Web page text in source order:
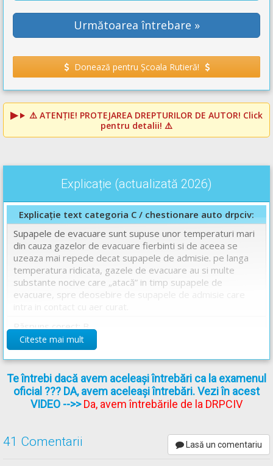
Următoarea întrebare »
Donează pentru Școala Rutieră!
⚠️ ATENȚIE! PROTEJAREA DREPTURILOR DE AUTOR! Click
pentru detalii! ⚠️
Explicație (actualizată 2026)
Explicație text categoria C / chestionare auto drpciv:
Supapele de evacuare sunt supuse unor temperaturi mari
din cauza gazelor de evacuare fierbinti si de aceea se
uzeaza mai repede decat supapele de admisie. pe langa
temperatura ridicata, gazele de evacuare au si multe
substante nocive care „atacă” in timp supapele de
evacuare, spre deosebire de supapele de admisie care
Răspuns corect: B
Citeste mai mult
Te întrebi dacă avem aceleași întrebări ca la examenul
oficial ??? DA, avem aceleași întrebări. Vezi în acest
VIDEO -->>Da, avem întrebările de la DRPCIV
41 Comentarii Lasă un comentariu